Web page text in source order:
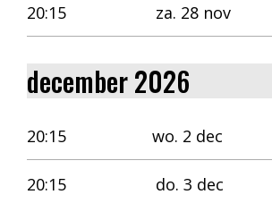
20:15 za. 28 nov
december 2026
20:15 wo. 2 dec
20:15 do. 3 dec